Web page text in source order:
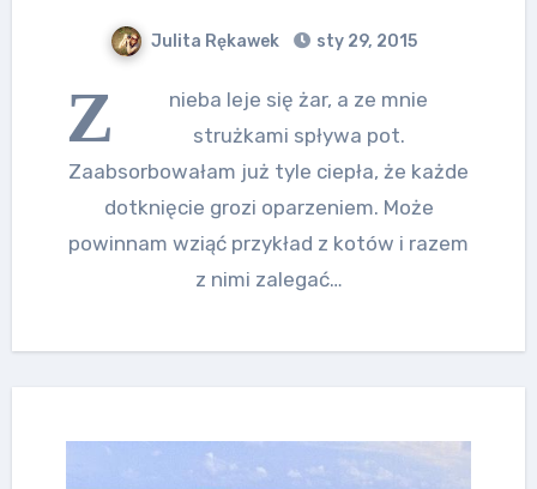
Julita Rękawek sty 29, 2015
Z
nieba leje się żar, a ze mnie
strużkami spływa pot.
Zaabsorbowałam już tyle ciepła, że każde
dotknięcie grozi oparzeniem. Może
powinnam wziąć przykład z kotów i razem
z nimi zalegać…